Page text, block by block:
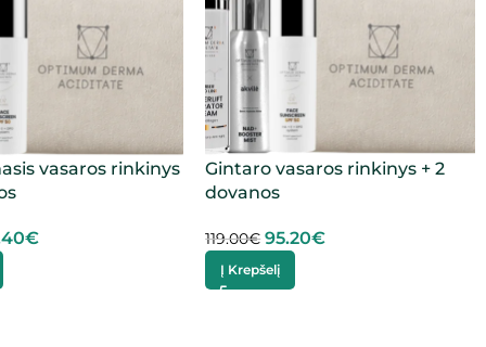
vasaros rinkinys
€
Gintaro vasaros rinkinys + 2
dovanos
119.00€ 95.20€
Į Krepšelį